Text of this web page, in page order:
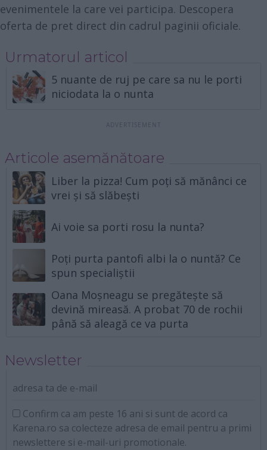
evenimentele la care vei participa. Descopera
oferta de pret direct din cadrul paginii oficiale.
Urmatorul articol
5 nuante de ruj pe care sa nu le porti
niciodata la o nunta
Articole asemănătoare
Liber la pizza! Cum poți să mănânci ce
vrei și să slăbești
Ai voie sa porti rosu la nunta?
Poți purta pantofi albi la o nuntă? Ce
spun specialiștii
Oana Moșneagu se pregătește să
devină mireasă. A probat 70 de rochii
până să aleagă ce va purta
Newsletter
adresa ta de e-mail
Confirm ca am peste 16 ani si sunt de acord ca
Karena.ro sa colecteze adresa de email pentru a primi
newslettere si e-mail-uri promotionale.